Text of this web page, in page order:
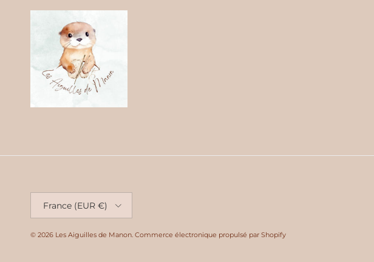
France (EUR €)
© 2026 Les Aiguilles de Manon. Commerce électronique propulsé par Shopify